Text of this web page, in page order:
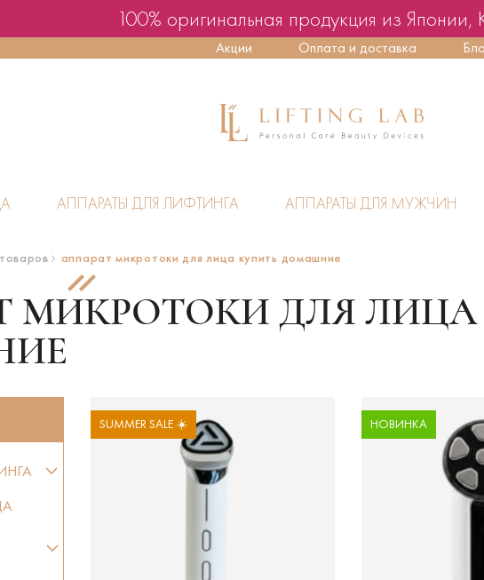
100% оригинальная продукция из Японии,
Акции Оплата и доставка
АППАРАТЫ ДЛЯ ЛИФТИНГА АППАРАТЫ ДЛЯ МУЖЧИН
аппарат микротоки для лица купить домашние
МИКРОТОКИ ДЛЯ ЛИЦА
SUMMER SALE ☀️ НОВИНКА